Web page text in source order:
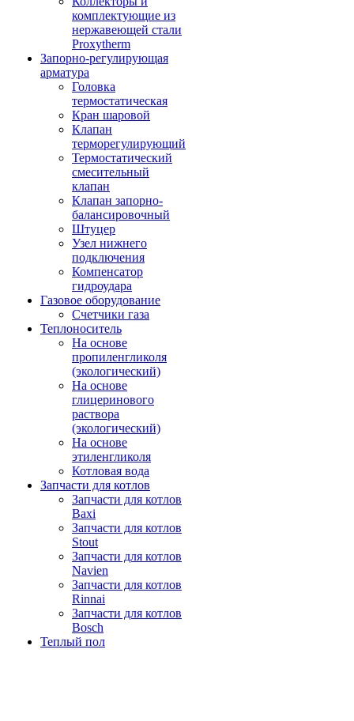
комплектующие из
нержавеющей стали
Proxytherm
Запорно-регулирующая
арматура
Головка
термостатическая
Кран шаровой
Клапан
терморегулирующий
Термостатический
смесительный
клапан
Клапан запорно-
балансировочный
Штуцер
Узел нижнего
подключения
Компенсатор
гидроудара
Газовое оборудование
Счетчики газа
Теплоноситель
На основе
пропиленгликоля
(экологический)
На основе
глицеринового
раствора
(экологический)
На основе
этиленгликоля
Котловая вода
Запчасти для котлов
Запчасти для котлов
Baxi
Запчасти для котлов
Stout
Запчасти для котлов
Navien
Запчасти для котлов
Rinnai
Запчасти для котлов
Bosch
Теплый пол